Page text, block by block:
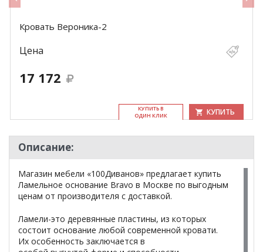
Кровать Вероника-2
Цена
17 172
КУ­ПИТЬ В
ОДИН КЛИК
КУПИТЬ
Описание:
Магазин мебели «100Диванов» предлагает купить
Ламельное основание Bravo в Москве по выгодным
ценам от производителя с доставкой.
Ламели-это деревянные пластины, из которых
состоит основание любой современной кровати.
Их особенность заключается в